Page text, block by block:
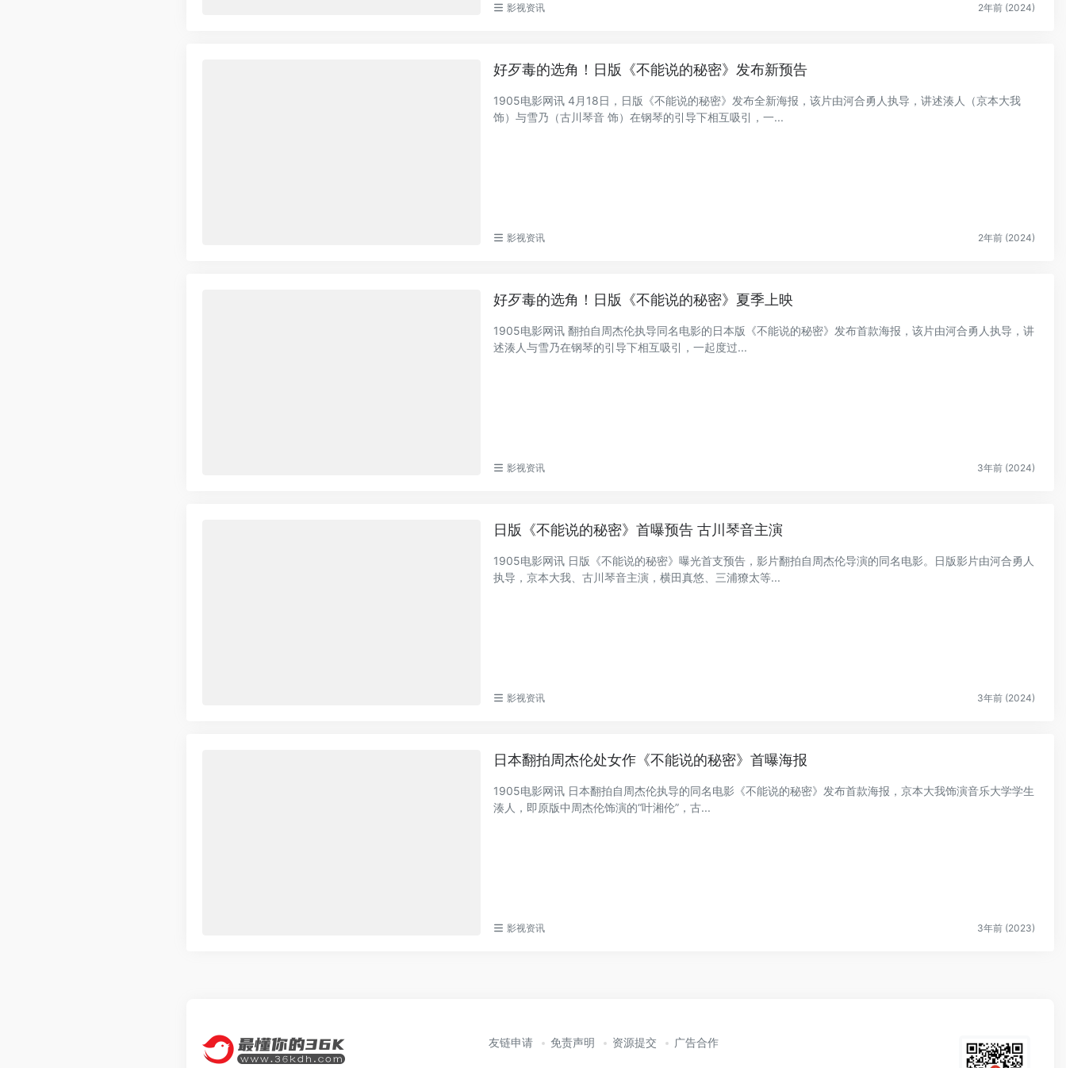
影视资讯 2年前 (2024)
好歹毒的选角！日版《不能说的秘密》发布新预告
1905电影网讯 4月18日，日版《不能说的秘密》发布全新海报，该片由河合勇人执导，讲述湊人（京本大我
饰）与雪乃（古川琴音 饰）在钢琴的引导下相互吸引，一...
影视资讯 2年前 (2024)
好歹毒的选角！日版《不能说的秘密》夏季上映
1905电影网讯 翻拍自周杰伦执导同名电影的日本版《不能说的秘密》发布首款海报，该片由河合勇人执导，讲
述湊人与雪乃在钢琴的引导下相互吸引，一起度过...
影视资讯 3年前 (2024)
日版《不能说的秘密》首曝预告 古川琴音主演
1905电影网讯 日版《不能说的秘密》曝光首支预告，影片翻拍自周杰伦导演的同名电影。日版影片由河合勇人
执导，京本大我、古川琴音主演，横田真悠、三浦獠太等...
影视资讯 3年前 (2024)
日本翻拍周杰伦处女作《不能说的秘密》首曝海报
1905电影网讯 日本翻拍自周杰伦执导的同名电影《不能说的秘密》发布首款海报，京本大我饰演音乐大学学生
湊人，即原版中周杰伦饰演的“叶湘伦”，古...
影视资讯 3年前 (2023)
友链申请 免责声明 资源提交 广告合作